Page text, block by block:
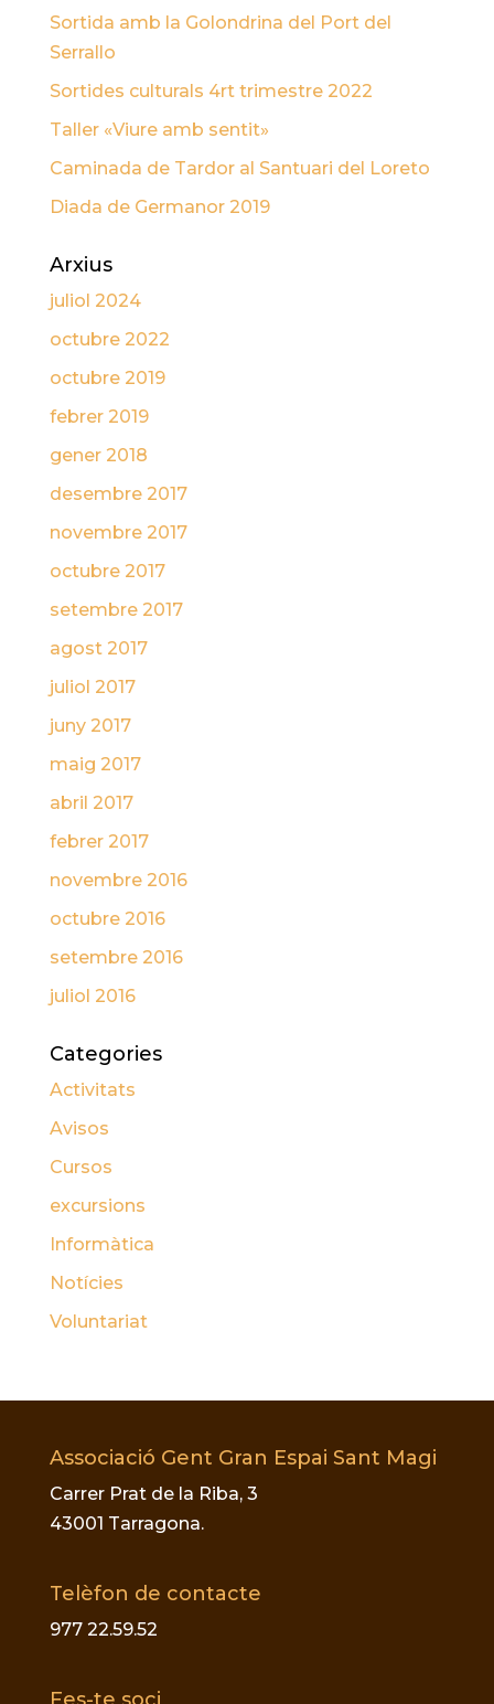
Sortida amb la Golondrina del Port del
Serrallo
Sortides culturals 4rt trimestre 2022
Taller «Viure amb sentit»
Caminada de Tardor al Santuari del Loreto
Diada de Germanor 2019
Arxius
juliol 2024
octubre 2022
octubre 2019
febrer 2019
gener 2018
desembre 2017
novembre 2017
octubre 2017
setembre 2017
agost 2017
juliol 2017
juny 2017
maig 2017
abril 2017
febrer 2017
novembre 2016
octubre 2016
setembre 2016
juliol 2016
Categories
Activitats
Avisos
Cursos
excursions
Informàtica
Notícies
Voluntariat
Associació Gent Gran Espai Sant Magi
Carrer Prat de la Riba, 3
43001 Tarragona.
Telèfon de contacte
977 22.59.52